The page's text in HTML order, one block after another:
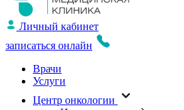
Личный кабинет
записаться онлайн
Врачи
Услуги
Центр онкологии